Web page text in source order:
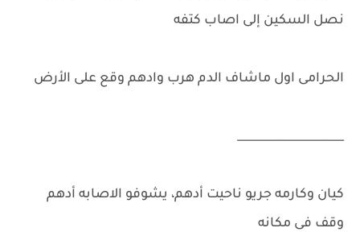
نصل السكين إلى اصاب كتفه
الحرامى اول ماشاف الدم هرب وادهم وقع على الأرض
___________________
كيان وكارمه جريو ناحيت أدهم، يشوفو الاصابه أدهم
وقف فى مكانه